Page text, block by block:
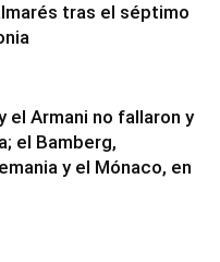
tras el séptimo
el Armani no fallaron y
el Bamberg,
y el Mónaco, en